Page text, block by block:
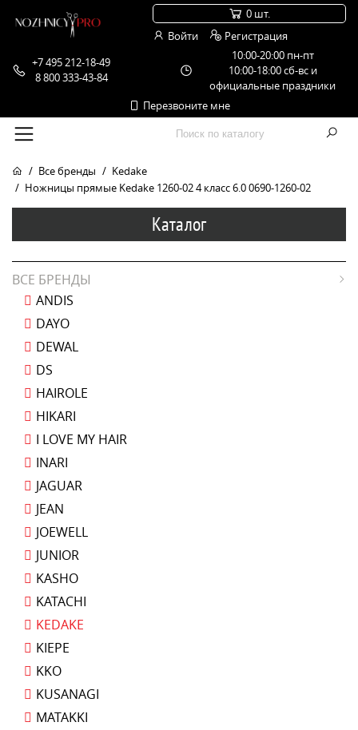
+7 495 212-18-49
8 800 333-43-84
10:00-20:00 пн-пт
10:00-18:00 сб-вс и
официальные праздники
Перезвоните мне
0 шт.
Войти
Регистрация
Все бренды
Kedake
Ножницы прямые Kedake 1260-02 4 класс 6.0 0690-1260-02
Каталог
ВСЕ БРЕНДЫ
ANDIS
DAYO
DEWAL
DS
HAIROLE
HIKARI
I LOVE MY HAIR
INARI
JAGUAR
JEAN
JOEWELL
JUNIOR
KASHO
KATACHI
KEDAKE
KIEPE
KKO
KUSANAGI
MATAKKI